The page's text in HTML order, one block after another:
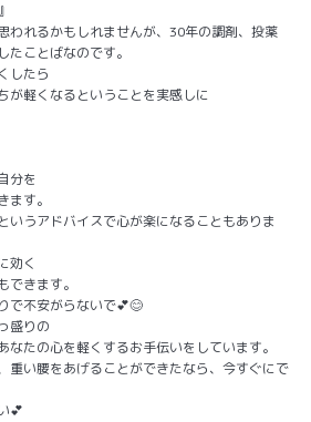
われるかもしれませんが、30年の調剤、投薬
ことばなのです。
したら
が軽くなるということを実感しに
分を
ます。
いうアドバイスで心が楽になることもありま
効く
できます。
で不安がらないで💕😊
盛りの
なたの心を軽くするお手伝いをしています。
重い腰をあげることができたなら、今すぐにで
💕